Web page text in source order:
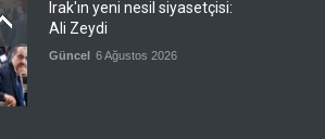
Irak'ın yeni nesil siyasetçisi:
Ali Zeydi
Güncel 6 Ağustos 2026